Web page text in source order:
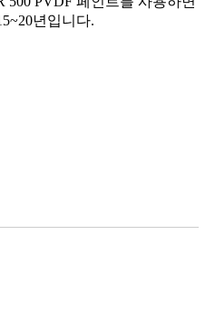
년입니다.